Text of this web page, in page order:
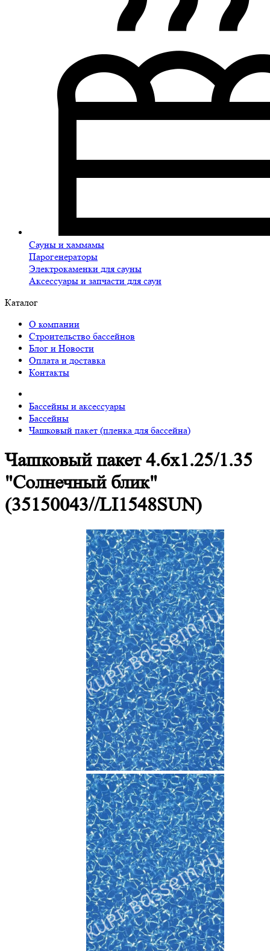
Сауны и хаммамы
Парогенераторы
Электрокаменки для сауны
Аксессуары и запчасти для саун
Каталог
О компании
Строительство бассейнов
Блог и Новости
Оплата и доставка
Контакты
Бассейны и аксессуары
Бассейны
Чашковый пакет (пленка для бассейна)
Чашковый пакет 4.6х1.25/1.35
"Солнечный блик"
(35150043//LI1548SUN)